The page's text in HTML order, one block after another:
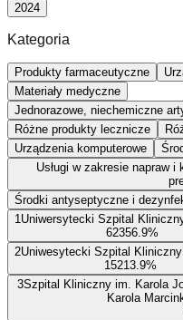
2024
Kategoria
Produkty farmaceutyczne
Materiały medyczne
Jednorazowe, niechemiczne
Różne produkty lecznicze
Urządzenia komputerowe
Usługi w zakresie napraw
Środki antyseptyczne i
1Uniwersytecki Szpital
62356.9%
2Uniwesytecki Szpital
15213.9%
3Szpital Kliniczny im. Karola
Karola